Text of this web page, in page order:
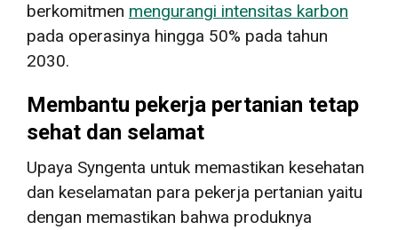
berkomitmen mengurangi intensitas karbon
pada operasinya hingga 50% pada tahun
2030.
Membantu pekerja pertanian tetap
sehat dan selamat
Upaya Syngenta untuk memastikan kesehatan
dan keselamatan para pekerja pertanian yaitu
dengan memastikan bahwa produknya